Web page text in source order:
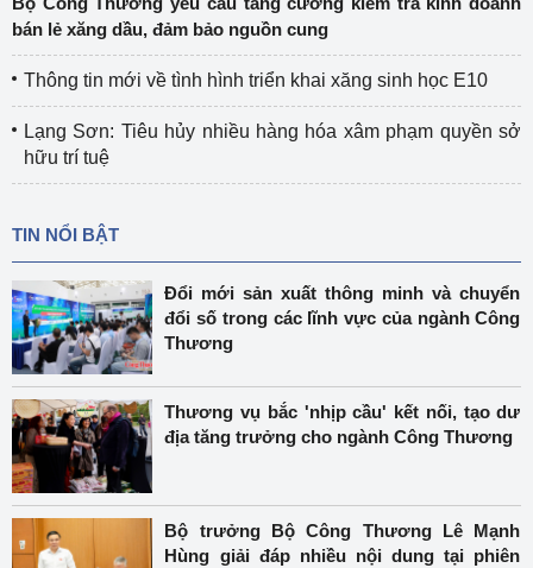
bán lẻ xăng dầu, đảm bảo nguồn cung
Thông tin mới về tình hình triển khai xăng sinh học E10
Lạng Sơn: Tiêu hủy nhiều hàng hóa xâm phạm quyền sở
hữu trí tuệ
TIN NỔI BẬT
Đổi mới sản xuất thông minh và chuyển
đổi số trong các lĩnh vực của ngành Công
Thương
Thương vụ bắc 'nhịp cầu' kết nối, tạo dư
địa tăng trưởng cho ngành Công Thương
Bộ trưởng Bộ Công Thương Lê Mạnh
Hùng giải đáp nhiều nội dung tại phiên